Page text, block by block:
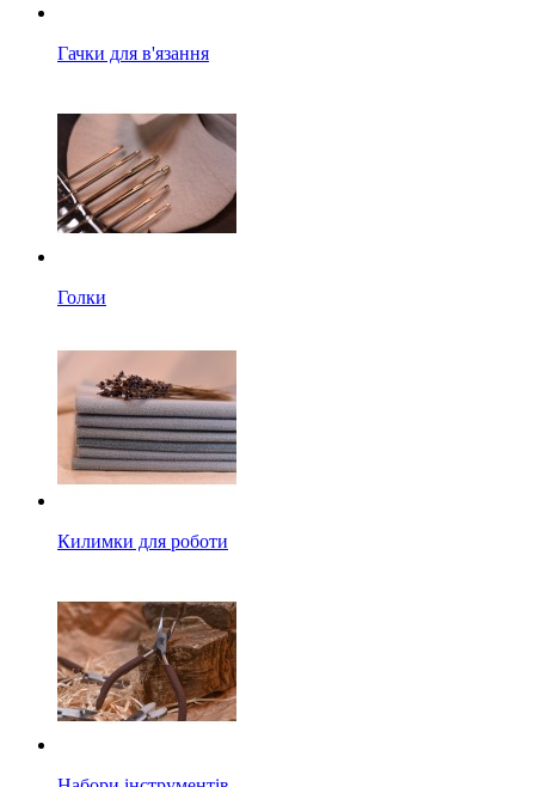
Гачки для в'язання
Голки
Килимки для роботи